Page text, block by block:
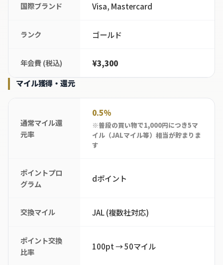
国際ブランド Visa, Mastercard
ランク ゴールド
年会費 (税込) ¥3,300
マイル獲得・還元
通常マイル還
元率
0.5%
※普段の買い物で1,000円につき5マ
イル（JALマイル等）相当が貯まりま
す
ポイントプロ
グラム
dポイント
交換マイル JAL (複数社対応)
ポイント交換
比率
100pt → 50マイル